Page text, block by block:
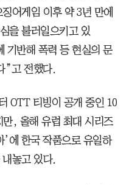
어게임 이후 약 3년 만에
을 불러일으키고 있
기반해 폭력 등 현실의 문
”고 전했다.
OTT 티빙이 공개 중인 10
, 올해 유럽 최대 시리즈
에 한국 작품으로 유일하
놓고 있다.